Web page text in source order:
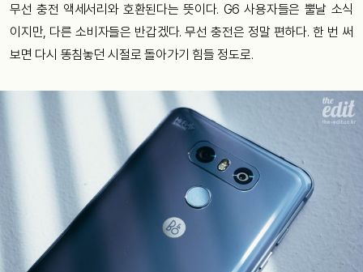
무선 충전 액세서리와 호환된다는 뜻이다. G6 사용자들은 뿔날 소식
이지만, 다른 소비자들은 반갑겠다. 무선 충전은 정말 편하다. 한 번 써
보면 다시 똥침놓던 시절로 돌아가기 힘들 정도로.